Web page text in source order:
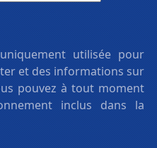
utilisée pour
et des informations sur
pouvez à tout moment
inclus dans la